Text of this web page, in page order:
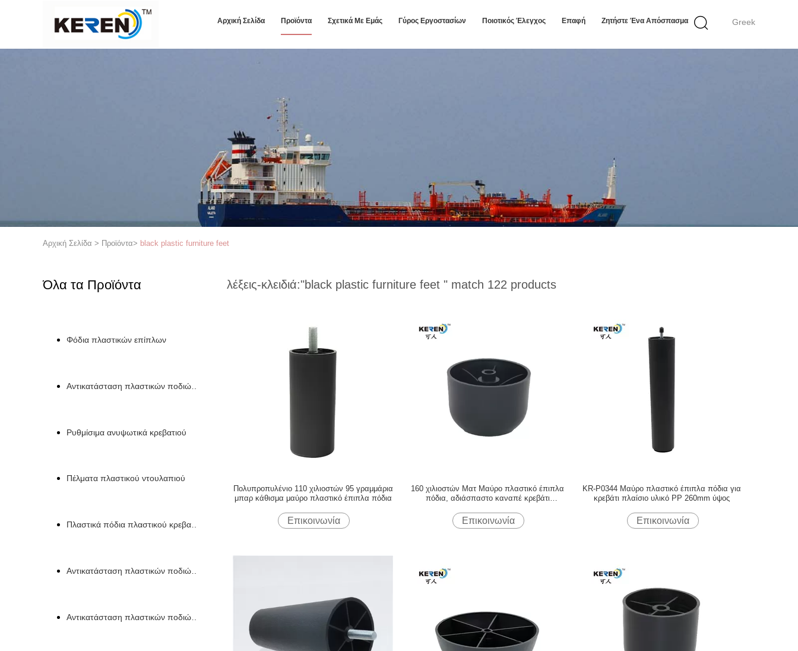
Greek
Αρχική Σελίδα Προϊόντα Σχετικά Με Εμάς Γύρος Εργοστασίων Ποιοτικός Έλεγχος Επαφή Ζητήστε Ένα Απόσπασμα
Αρχική Σελίδα > Προϊόντα> black plastic furniture feet
Όλα τα Προϊόντα
Φόδια πλαστικών επίπλων
Αντικατάσταση πλαστικών ποδιών καναπέ
Ρυθμίσιμα ανυψωτικά κρεβατιού
Πέλματα πλαστικού ντουλαπιού
Πλαστικά πόδια πλαστικού κρεβατιού
Αντικατάσταση πλαστικών ποδιών για έπιπλα
Αντικατάσταση πλαστικών ποδιών καναπέ
λέξεις-κλειδιά:"black plastic furniture feet " match 122 products
Πολυπροπυλένιο 110 χιλιοστών 95 γραμμάρια
μπαρ κάθισμα μαύρο πλαστικό έπιπλα πόδια
Επικοινωνία
160 χιλιοστών Ματ Μαύρο πλαστικό έπιπλα
πόδια, αδιάσπαστο καναπέ κρεβάτι
Επικοινωνία
KR-P0344 Μαύρο πλαστικό έπιπλα πόδια για
κρεβάτι πλαίσιο υλικό PP 260mm ύψος
Επικοινωνία